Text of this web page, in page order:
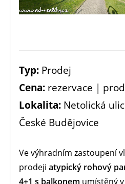
Typ: Prodej
Cena: rezervace |
Lokalita: Netolická
České Budějovice
Ve výhradním zastoupení
prodejiatypický rohový
4+1 s balkonem umístěný v